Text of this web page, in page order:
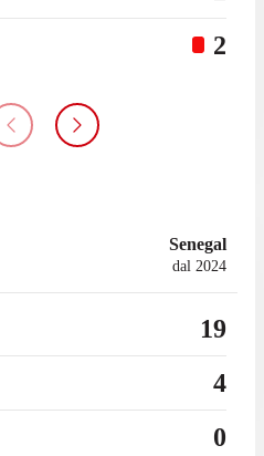
2
Senegal
dal 2024
19
4
0